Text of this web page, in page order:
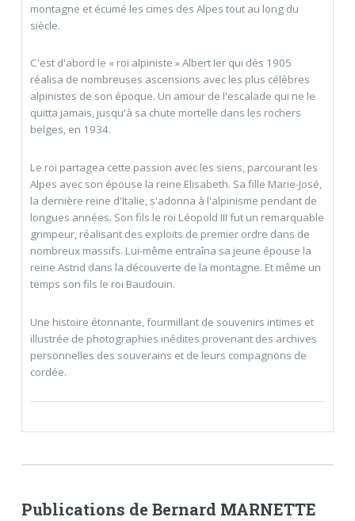
montagne et écumé les cimes des Alpes tout au long du
siècle.
C'est d'abord le « roi alpiniste » Albert Ier qui dès 1905
réalisa de nombreuses ascensions avec les plus célèbres
alpinistes de son époque. Un amour de l'escalade qui ne le
quitta jamais, jusqu'à sa chute mortelle dans les rochers
belges, en 1934.
Le roi partagea cette passion avec les siens, parcourant les
Alpes avec son épouse la reine Elisabeth. Sa fille Marie-José,
la dernière reine d'Italie, s'adonna à l'alpinisme pendant de
longues années. Son fils le roi Léopold III fut un remarquable
grimpeur, réalisant des exploits de premier ordre dans de
nombreux massifs. Lui-même entraîna sa jeune épouse la
reine Astrid dans la découverte de la montagne. Et même un
temps son fils le roi Baudouin.
Une histoire étonnante, fourmillant de souvenirs intimes et
illustrée de photographies inédites provenant des archives
personnelles des souverains et de leurs compagnons de
cordée.
Publications de Bernard MARNETTE